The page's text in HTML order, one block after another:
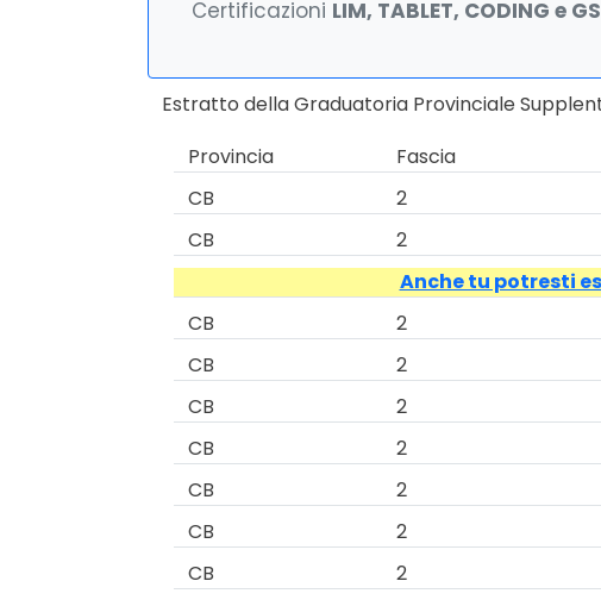
Certificazioni LIM, TABLET, CODING e
Estratto della Graduatoria Provinciale
Provincia
Fascia
CB
2
CB
2
Anche tu potresti
CB
2
CB
2
CB
2
CB
2
CB
2
CB
2
CB
2